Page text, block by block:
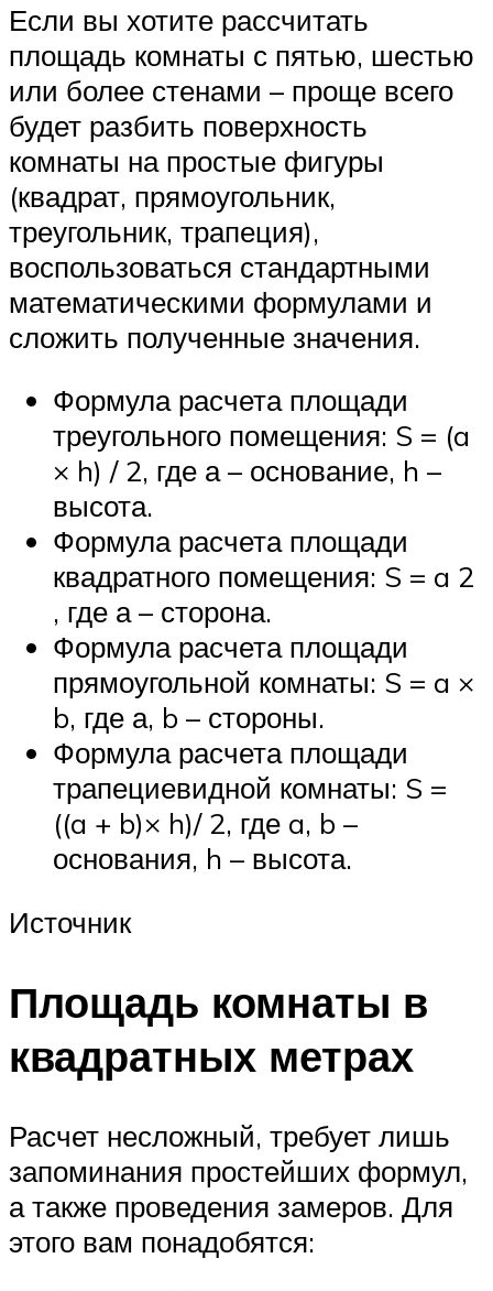
Если вы хотите рассчитать
площадь комнаты с пятью, шестью
или более стенами – проще всего
будет разбить поверхность
комнаты на простые фигуры
(квадрат, прямоугольник,
треугольник, трапеция),
воспользоваться стандартными
математическими формулами и
сложить полученные значения.
Формула расчета площади
треугольного помещения: S = (a
× h) / 2, где а – основание, h –
высота.
Формула расчета площади
квадратного помещения: S = a 2
, где а – сторона.
Формула расчета площади
прямоугольной комнаты: S = a ×
b, где а, b – стороны.
Формула расчета площади
трапециевидной комнаты: S =
((a + b)× h)/ 2, где a, b –
основания, h – высота.
Источник
Площадь комнаты в
квадратных метрах
Расчет несложный, требует лишь
запоминания простейших формул,
а также проведения замеров. Для
этого вам понадобятся: